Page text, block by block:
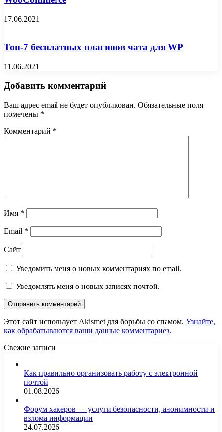
17.06.2021
Топ-7 бесплатных плагинов чата для WP
11.06.2021
Добавить комментарий
Ваш адрес email не будет опубликован. Обязательные поля
помечены *
Комментарий *
Имя *
Email *
Сайт
Уведомить меня о новых комментариях по email.
Уведомлять меня о новых записях почтой.
Этот сайт использует Akismet для борьбы со спамом. Узнайте,
как обрабатываются ваши данные комментариев.
Свежие записи
Как правильно организовать работу с электронной
почтой
01.08.2026
Форум хакеров — услуги безопасности, анонимности и
взлома информации
24.07.2026